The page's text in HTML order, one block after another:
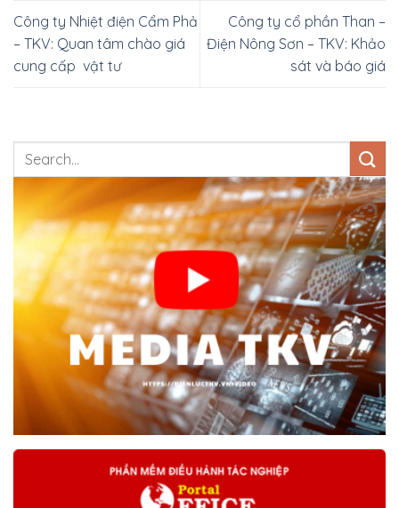
Công ty Nhiệt điện Cẩm Phả
– TKV: Quan tâm chào giá
cung cấp vật tư
Công ty cổ phần Than –
Điện Nông Sơn – TKV: Khảo
sát và báo giá